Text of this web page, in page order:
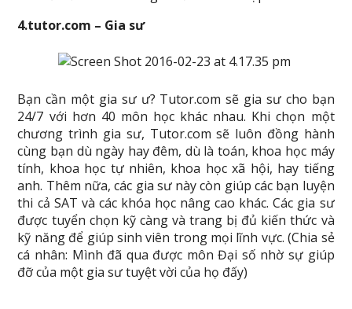
4.tutor.com – Gia sư
Bạn cần một gia sư ư? Tutor.com sẽ gia sư cho bạn
24/7 với hơn 40 môn học khác nhau. Khi chọn một
chương trình gia sư, Tutor.com sẽ luôn đồng hành
cùng bạn dù ngày hay đêm, dù là toán, khoa học máy
tính, khoa học tự nhiên, khoa học xã hội, hay tiếng
anh. Thêm nữa, các gia sư này còn giúp các bạn luyện
thi cả SAT và các khóa học nâng cao khác. Các gia sư
được tuyển chọn kỹ càng và trang bị đủ kiến thức và
kỹ năng để giúp sinh viên trong mọi lĩnh vực. (Chia sẻ
cá nhân: Mình đã qua được môn Đại số nhờ sự giúp
đỡ của một gia sư tuyệt vời của họ đấy)